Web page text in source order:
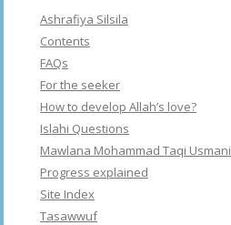
Ashrafiya Silsila
Contents
FAQs
For the seeker
How to develop Allah’s love?
Islahi Questions
Mawlana Mohammad Taqi Usmani
Progress explained
Site Index
Tasawwuf